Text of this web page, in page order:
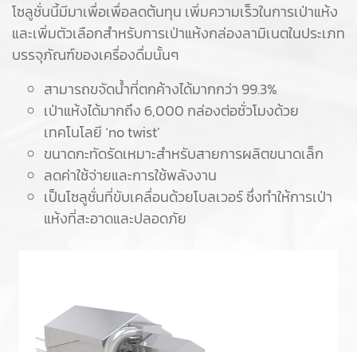
โซลูชั่นนี้มีมาเพื่อเพื่อลดต้นทุน เพิ่มความเร็วในการเป่าแห้ง
และเพิ่มตัวเลือกสำหรับการเป่าแห้งกล่องลามิเนตในประเภท
บรรจุภัณฑ์ของเครื่องดื่มนั้นๆ
สามารถขจัดน้ำที่ตกค้างได้มากกว่า 99.3%
เป่าแห้งได้มากถึง 6,000 กล่องต่อชั่วโมงด้วย
เทคโนโลยี ‘no twist’
ขนาดกะทัดรัดเหมาะสำหรับสายการผลิตขนาดเล็ก
ลดค่าใช้จ่ายและการใช้พลังงาน
เป็นโซลูชั่นที่ขับเคลื่อนด้วยโบลเวอร์ ซึ่งทำให้การเป่า
แห้งที่สะอาดและปลอดภัย